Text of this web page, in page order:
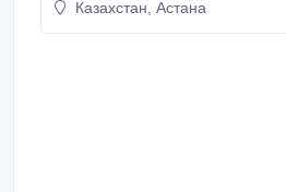
Казахстан, Астана